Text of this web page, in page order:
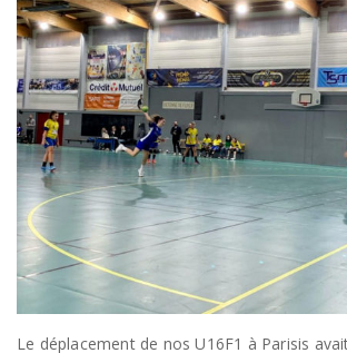
Le déplacement de nos U16F1 à Parisis